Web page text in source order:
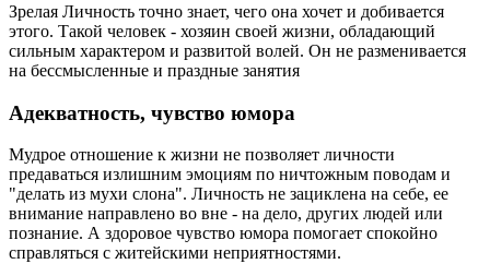
Зрелая Личность точно знает, чего она хочет и добивается
этого. Такой человек - хозяин своей жизни, обладающий
сильным характером и развитой волей. Он не разменивается
на бессмысленные и праздные занятия
Адекватность, чувство юмора
Мудрое отношение к жизни не позволяет личности
предаваться излишним эмоциям по ничтожным поводам и
"делать из мухи слона". Личность не зациклена на себе, ее
внимание направлено во вне - на дело, других людей или
познание. А здоровое чувство юмора помогает спокойно
справляться с житейскими неприятностями.